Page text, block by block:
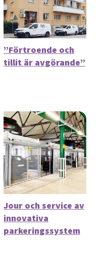
”Förtroende och
tillit är avgörande”
Jour och service av
innovativa
parkeringssystem